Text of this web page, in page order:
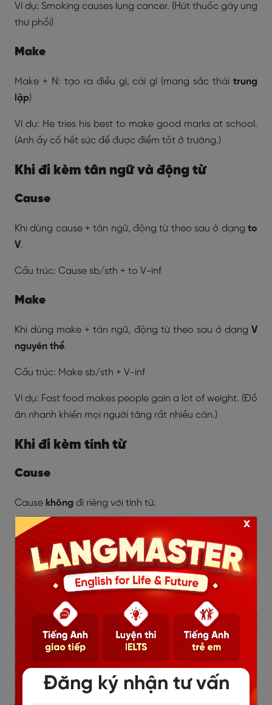
Ví dụ: Smoking causes lung cancer. (Hút thuốc gây ung
thư phổi)
Make
Make + N: tạo ra điều gì, cái gì (mang sắc thái trung
lập)
Ví dụ: He tries his best to make good marks at school.
(Anh ấy cố hết sức để được điểm tốt ở trường.)
Khi đi kèm tân ngữ và động từ
Cause
Khi dùng cause + tân ngữ, động từ theo sau ở dạng to
V.
Cấu trúc: Cause sb/sth + to V-inf
Make
Khi dùng make + tân ngữ, động từ theo sau ở dạng V
nguyên thể.
Cấu trúc: Make sb/sth + V-inf
Ví dụ: Fast food makes people gain a lot of weight. (Đồ
ăn nhanh khiến mọi người tăng rất nhiều cân.)
Khi đi kèm tính từ
Cause
Cause không đi riêng với tính từ.
Make
Make có thểxuất hiện với tân ngữ và tính từ.
Cấu trúc: Make sb/sth + adj
Ví dụ: Learning hard made it easier for me to pass
every exam. (Học chăm chỉ làm cho việc vượt qua mọi
kì thi dễ dàng hơn đối với tôi.)
Ý nghĩa biểu thị
Đăng ký nhận tư vấn
x